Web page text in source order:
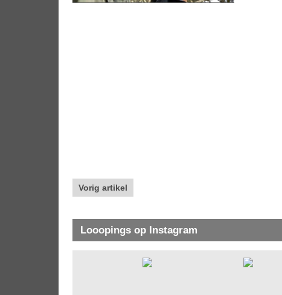
Vorig artikel
Looopings op Instagram